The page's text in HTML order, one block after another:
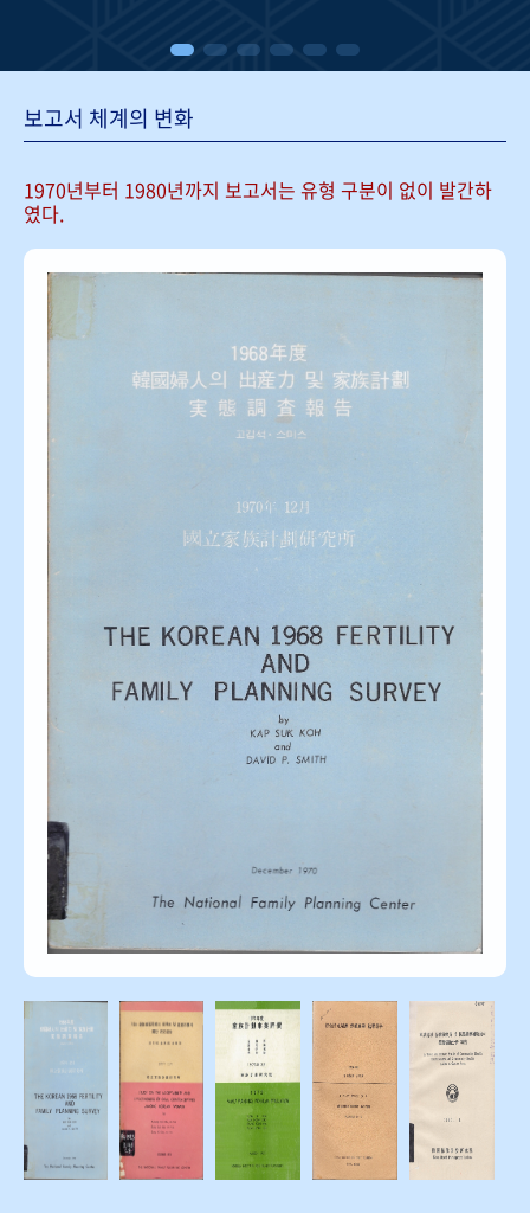
보고서 체계의 변화
1970년부터 1980년까지 보고서는 유형 구분이 없이 발간하
였다.